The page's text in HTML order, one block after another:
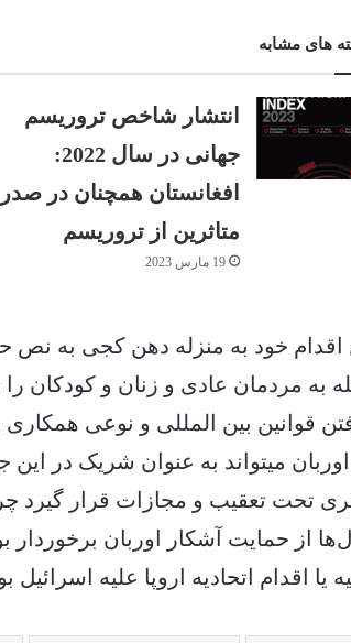
های مشابه
انتشار شاخص تروریسم
جهانی در سال 2022:
افغانستان همچنان در صدر
متاثرین از تروریسم
19 مارس 2023
اقدام خود به منزله دهن کجی به نص
به مردمان عادی و زنان و کودکان
قوانین بین المللی و نوعی همکاری
می­تواند به عنوان شریک در
تحت تعقیب و مجازات قرار گیرد
از حمایت آشکار اوربان برخوردار
یا اقدام‌ اتحادیه اروپا علیه